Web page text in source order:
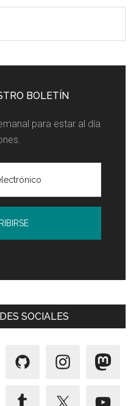
BOLETÍN
para estar al día
SOCIALES